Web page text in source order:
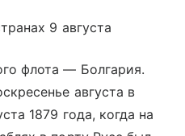
9 августа
флота — Болгария.
августа в
1879 года, когда на